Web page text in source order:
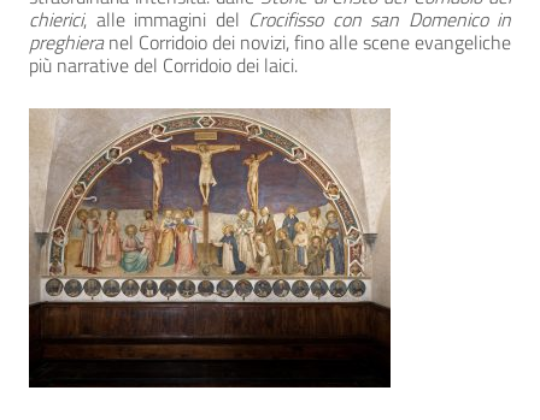
chierici, alle immagini del Crocifisso con san Domenico in
preghieranel Corridoio dei novizi, fino alle scene evangeliche
più narrative del Corridoio dei laici.